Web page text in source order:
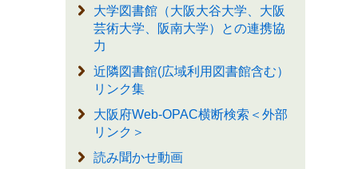
大学図書館（大阪大谷大学、大阪
芸術大学、阪南大学）との連携協
力
近隣図書館(広域利用図書館含む）
リンク集
大阪府Web-OPAC横断検索＜外部
リンク＞
読み聞かせ動画